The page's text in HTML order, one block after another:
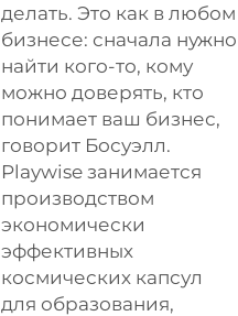
делать. Это как в любом
бизнесе: сначала нужно
найти кого-то, кому
можно доверять, кто
понимает ваш бизнес,
говорит Босуэлл.
Playwise занимается
производством
экономически
эффективных
космических капсул
для образования,